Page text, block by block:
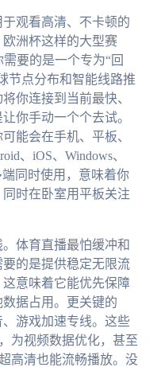
观看高清、不卡顿的
洲杯这样的大型赛
要的是一个专为“回
节点分布和智能线路推
你连接到当前最快、
你手动一个个去试。
能会在手机、平板、
、iOS、Windows、
同时使用，意味着你
时在卧室用平板关注
体育直播最怕缓冲和
的是提供稳定无限流
意味着它能优先保障
据占用。更关键的
游戏加速专线。这些
为视频数据优化，甚至
高清也能流畅播放。没